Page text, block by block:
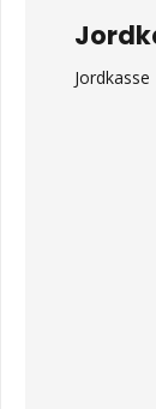
Jordkasse